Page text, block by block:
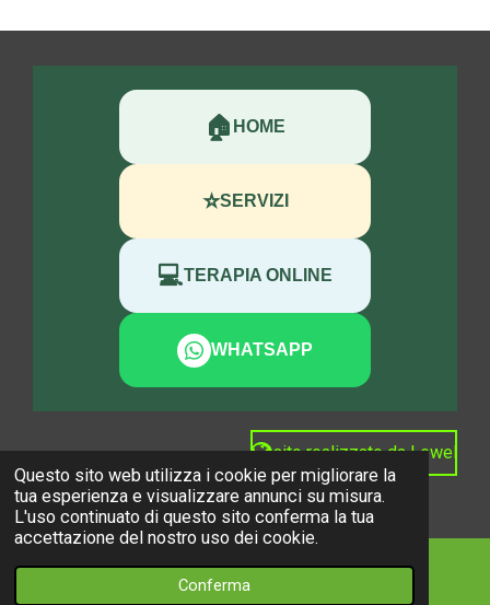
Questo sito web utilizza i cookie per migliorare la
tua esperienza e visualizzare annunci su misura.
L'uso continuato di questo sito conferma la tua
accettazione del nostro uso dei cookie.
Conferma
🏠 HOME
⭐SERVIZI
💻TERAPIA ONLINE
WHATSAPP
sito realizzato da Lewel
2026 Raffaella Pantini
Telefono